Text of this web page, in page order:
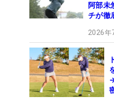
阿部未
チが徹
2026年